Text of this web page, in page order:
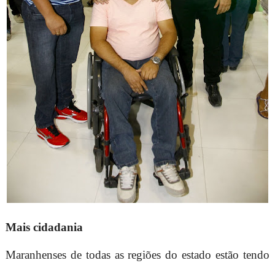
Mais cidadania
Maranhenses de todas as regiões do estado estão tendo